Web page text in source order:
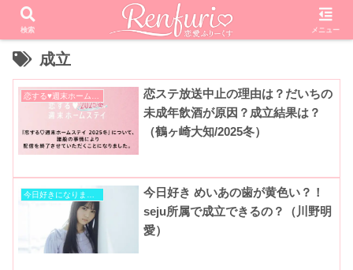
成立
恋ステ放送中止の理由は？だいちの
未成年飲酒が原因？成立結果は？
（鶴ヶ崎大知/2025冬）
今日好き めいあの歯が黄色い？！
seju所属で成立できるの？（川野明
愛）
検索 メニュー